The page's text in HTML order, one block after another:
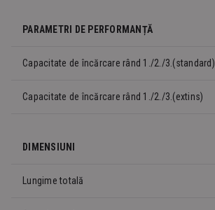
PARAMETRI DE PERFORMANȚĂ
Capacitate de încărcare rând 1./2./3.(standard)
Capacitate de încărcare rând 1./2./3.(extins)
DIMENSIUNI
Lungime totală